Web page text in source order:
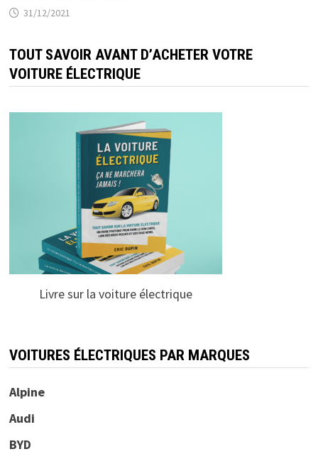
31/12/2021
TOUT SAVOIR AVANT D’ACHETER VOTRE
VOITURE ÉLECTRIQUE
Livre sur la voiture électrique
VOITURES ÉLECTRIQUES PAR MARQUES
Alpine
Audi
BYD